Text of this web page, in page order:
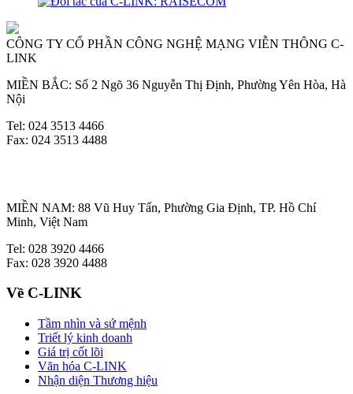
CÔNG TY CỔ PHẦN CÔNG NGHỆ MẠNG VIỄN THÔNG C-
LINK
MIỀN BẮC: Số 2 Ngõ 36 Nguyễn Thị Định, Phường Yên Hòa, Hà
Nội
Tel: 024 3513 4466
Fax: 024 3513 4488
MIỀN NAM: 88 Vũ Huy Tấn, Phường Gia Định, TP. Hồ Chí
Minh, Việt Nam
Tel: 028 3920 4466
Fax: 028 3920 4488
Về C-LINK
Tầm nhìn và sứ mệnh
Triết lý kinh doanh
Giá trị cốt lõi
Văn hóa C-LINK
Nhận diện Thương hiệu